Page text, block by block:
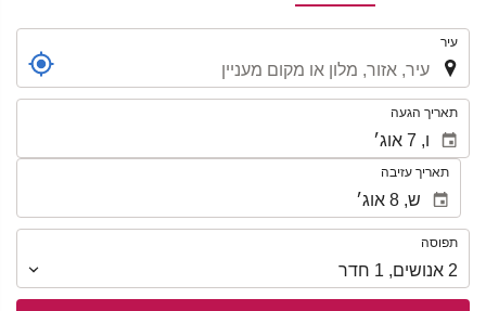
עיר
תאריך הגעה
תאריך עזיבה
תפוסה
תפוסה
2 אנושים,
1 חדר